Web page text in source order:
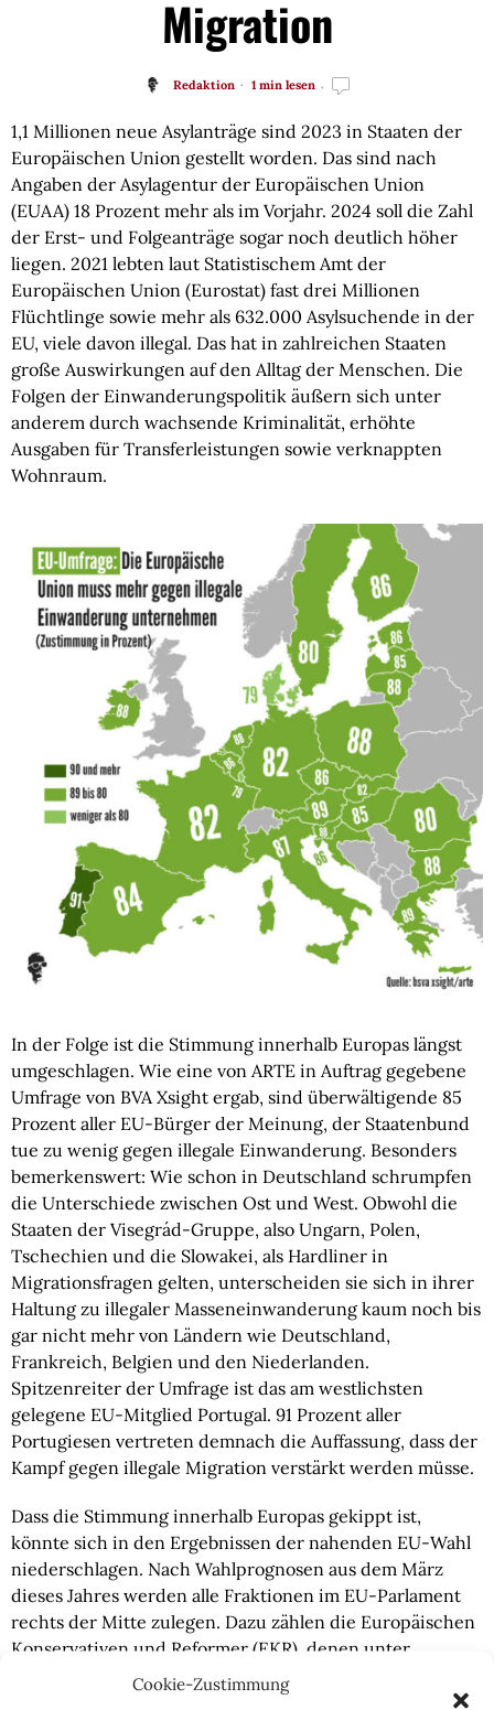
Cookie-Zustimmung
Migration
Redaktion 1 min lesen
1,1 Millionen neue Asylanträge sind 2023 in Staaten der
Europäischen Union gestellt worden. Das sind nach
Angaben der Asylagentur der Europäischen Union
(EUAA) 18 Prozent mehr als im Vorjahr. 2024 soll die Zahl
der Erst- und Folgeanträge sogar noch deutlich höher
liegen. 2021 lebten laut Statistischem Amt der
Europäischen Union (Eurostat) fast drei Millionen
Flüchtlinge sowie mehr als 632.000 Asylsuchende in der
EU, viele davon illegal. Das hat in zahlreichen Staaten
große Auswirkungen auf den Alltag der Menschen. Die
Folgen der Einwanderungspolitik äußern sich unter
anderem durch wachsende Kriminalität, erhöhte
Ausgaben für Transferleistungen sowie verknappten
Wohnraum.
In der Folge ist die Stimmung innerhalb Europas längst
umgeschlagen. Wie eine von ARTE in Auftrag gegebene
Umfrage von BVA Xsight ergab, sind überwältigende 85
Prozent aller EU-Bürger der Meinung, der Staatenbund
tue zu wenig gegen illegale Einwanderung. Besonders
bemerkenswert: Wie schon in Deutschland schrumpfen
die Unterschiede zwischen Ost und West. Obwohl die
Staaten der Visegrád-Gruppe, also Ungarn, Polen,
Tschechien und die Slowakei, als Hardliner in
Migrationsfragen gelten, unterscheiden sie sich in ihrer
Haltung zu illegaler Masseneinwanderung kaum noch bis
gar nicht mehr von Ländern wie Deutschland,
Frankreich, Belgien und den Niederlanden.
Spitzenreiter der Umfrage ist das am westlichsten
gelegene EU-Mitglied Portugal. 91 Prozent aller
Portugiesen vertreten demnach die Auffassung, dass der
Kampf gegen illegale Migration verstärkt werden müsse.
Dass die Stimmung innerhalb Europas gekippt ist,
könnte sich in den Ergebnissen der nahenden EU-Wahl
niederschlagen. Nach Wahlprognosen aus dem März
dieses Jahres werden alle Fraktionen im EU-Parlament
rechts der Mitte zulegen. Dazu zählen die Europäischen
Konservativen und Reformer (EKR), denen unter
anderem die polnische PiS sowie die
Schwedendemokraten angehören. Identität und